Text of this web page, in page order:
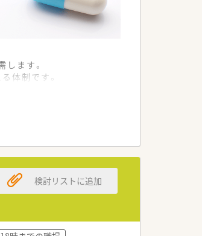
ます。
体制です。
おります。
用します。
しています。
しています。
です。
組んでいます。
検討リストに追加